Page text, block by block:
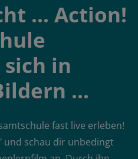
... Action!
in
...
fast live erleben!
und schau dir unbedingt